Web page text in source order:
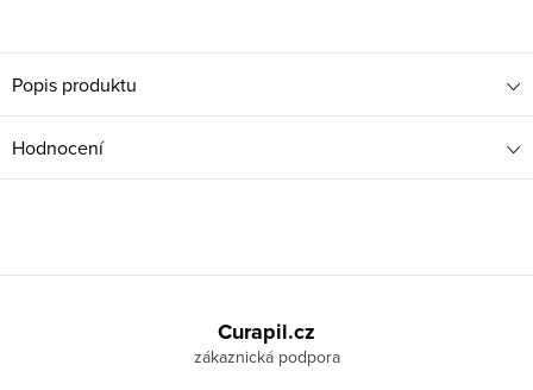
Popis produktu
Hodnocení
Curapil.cz